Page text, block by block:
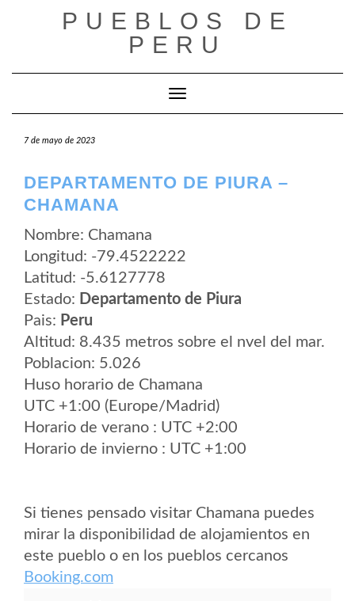
PUEBLOS DE
PERU
Cambiar modo de navegación
7 de mayo de 2023
DEPARTAMENTO DE PIURA –
CHAMANA
Nombre: Chamana
Longitud: -79.4522222
Latitud: -5.6127778
Estado: Departamento de Piura
Pais: Peru
Altitud: 8.435 metros sobre el nvel del mar.
Poblacion: 5.026
Huso horario de Chamana
UTC +1:00 (Europe/Madrid)
Horario de verano : UTC +2:00
Horario de invierno : UTC +1:00
Si tienes pensado visitar Chamana puedes
mirar la disponibilidad de alojamientos en
este pueblo o en los pueblos cercanos
Booking.com